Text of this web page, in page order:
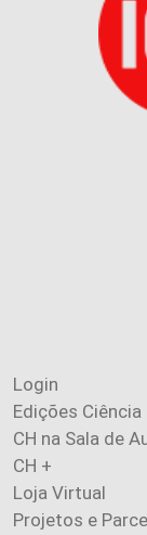
Login
Edições Ciência
CH na Sala de
CH +
Loja Virtual
Projetos e